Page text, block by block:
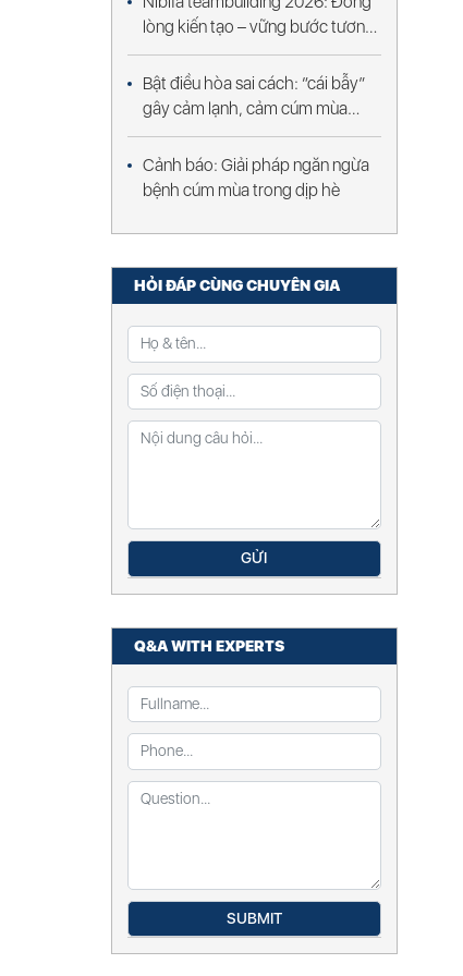
lòng kiến tạo – vững bước tương
lai
Bật điều hòa sai cách: “cái bẫy”
gây cảm lạnh, cảm cúm mùa
nóng
Cảnh báo: Giải pháp ngăn ngừa
bệnh cúm mùa trong dịp hè
HỎI ĐÁP CÙNG CHUYÊN GIA
Q&A WITH EXPERTS